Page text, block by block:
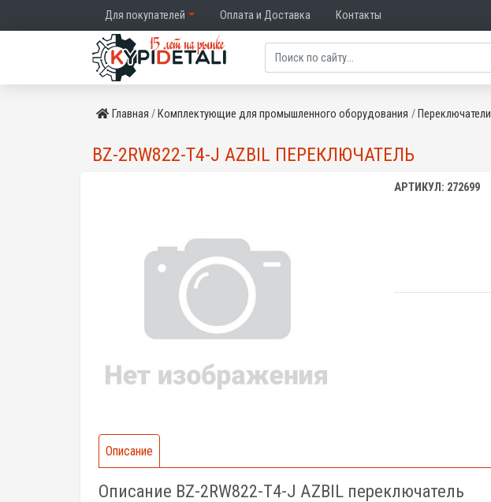
Для покупателей Оплата и Доставка Контакты
Главная Комплектующие для промышленного оборудования Переключатели
BZ-2RW822-T4-J AZBIL ПЕРЕКЛЮЧАТЕЛЬ
АРТИКУЛ: 272699
Описание
Описание BZ-2RW822-T4-J AZBIL переключатель